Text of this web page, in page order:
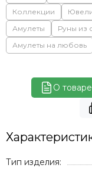
Коллекции
Амулеты
Руны из
Амулеты на любовь
О товаре
Тип изделия: